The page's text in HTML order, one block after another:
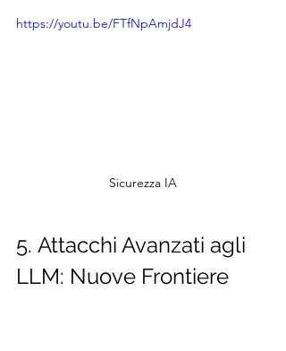
https://youtu.be/FTfNpAmjdJ4
Sicurezza IA
5. Attacchi Avanzati agli
LLM: Nuove Frontiere